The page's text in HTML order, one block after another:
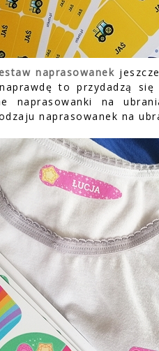
naprasowanek
to przydadzą
naprasowanki na
naprasowanek na